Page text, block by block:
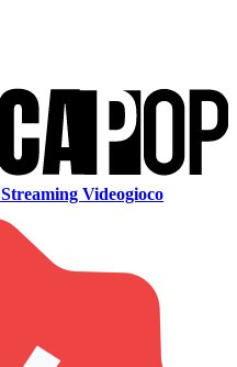
Streaming Videogioco